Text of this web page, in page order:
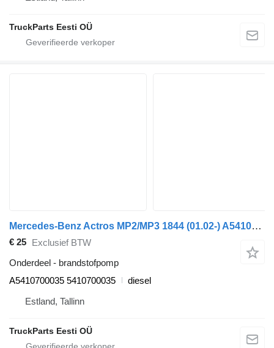
TruckParts Eesti OÜ
Mercedes-Benz Actros MP2/MP3 1844 (01.02-) A5410700035 brandstofpomp voor Mercedes-Benz Actros, Axor MP1, MP2, MP3 (1996-2014) trekker
€ 25 Exclusief BTW
Onderdeel - brandstofpomp
A5410700035 5410700035
diesel
Estland, Tallinn
TruckParts Eesti OÜ